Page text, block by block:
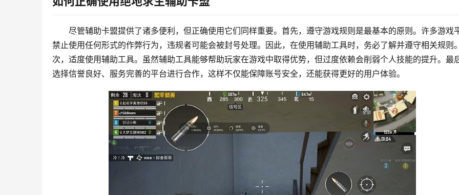
尽管辅助卡盟提供了诸多便利，但正确使用它们同样重要。首先，遵守游戏规则是最基本的原则。许多游戏
禁止使用任何形式的作弊行为，违规者可能会被封号处理。因此，在使用辅助工具时，务必了解并遵守相关规则
次，适度使用辅助工具。虽然辅助工具能够帮助玩家在游戏中取得优势，但过度依赖会削弱个人技能的提升。最后
选择信誉良好、服务完善的平台进行合作，这样不仅能保障账号安全，还能获得更好的用户体验。